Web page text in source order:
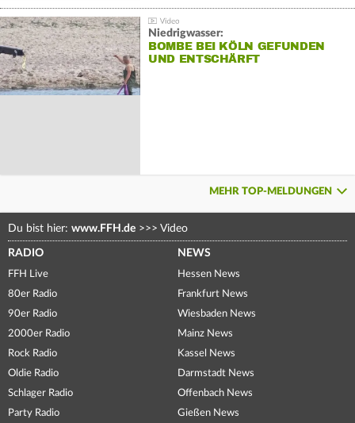
Niedrigwasser:
BOMBE BEI KÖLN GEFUNDEN
UND ENTSCHÄRFT
MEHR TOP-MELDUNGEN
Du bist hier: www.FFH.de >>> Video
RADIO
FFH Live
80er Radio
90er Radio
2000er Radio
Rock Radio
Oldie Radio
Schlager Radio
Party Radio
NEWS
Hessen News
Frankfurt News
Wiesbaden News
Mainz News
Kassel News
Darmstadt News
Offenbach News
Gießen News